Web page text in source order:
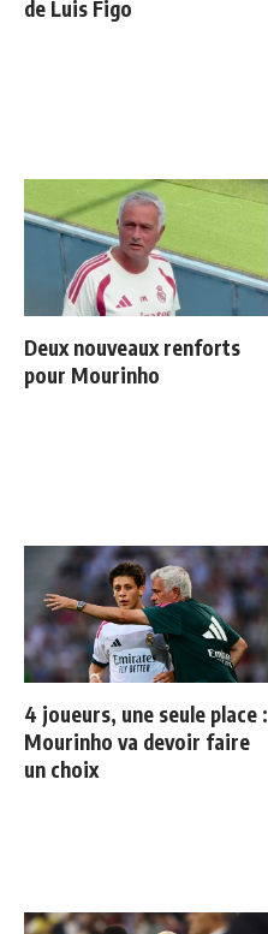
de Luis Figo
Deux nouveaux renforts
pour Mourinho
4 joueurs, une seule place :
Mourinho va devoir faire
un choix